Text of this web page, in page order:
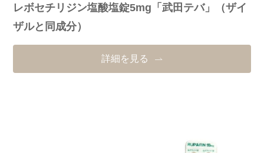
レボセチリジン塩酸塩錠5mg「武田テバ」（ザイ
ザルと同成分）
詳細を見る